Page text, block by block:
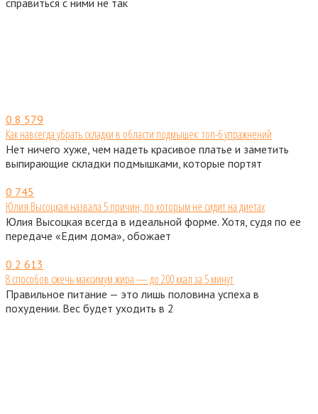
0 8 579
Как навсегда убрать складки в области подмышек: топ-6 упражнений
Нет ничего хуже, чем надеть красивое платье и заметить
выпирающие складки подмышками, которые портят
0 745
Юлия Высоцкая назвала 5 причин, по которым не сидит на диетах
Юлия Высоцкая всегда в идеальной форме. Хотя, судя по ее
передаче «Едим дома», обожает
0 2 613
8 способов сжечь максимум жира — до 200 ккал за 5 минут
Правильное питание — это лишь половина успеха в
похудении. Вес будет уходить в 2